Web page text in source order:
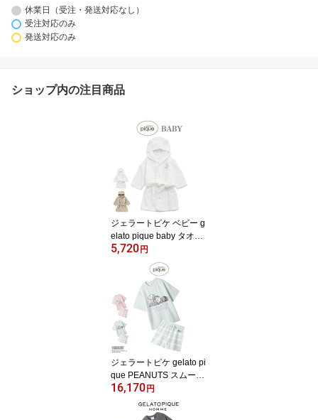
休業日（受注・発送対応なし）
受注対応のみ
発送対応のみ
ショップ内の注目商品
ジェラートピケ ベビー g
elato pique baby タオル
バスローブ PBCT229117
PBCT999067 (ギフトBO
Xは別売となります) 出産
祝い ジェラピケ 子供 赤
ちゃん ギフト プレゼン
ト 贈り物 ラッピング セ
レクト雑貨ムー
5,720 円
ジェラートピケ gelato pi
que PEANUTS スムーズ
ィージャガードプルオー
バー&ボーダーショート
パンツセット pwnt26206
16,170 円